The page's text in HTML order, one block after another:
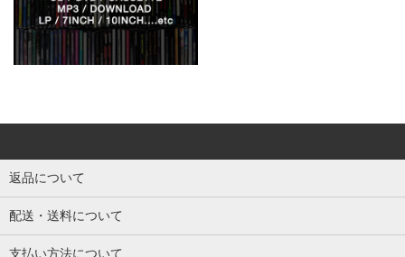
返品について
配送・送料について
支払い方法について